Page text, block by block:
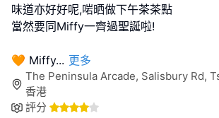
味道亦好好呢,啱晒做下午茶茶點
當然要同Miffy一齊過聖誕啦!
🧡 Miffy... 更多
The Peninsula Arcade, Salisbury Rd,
香港
評分